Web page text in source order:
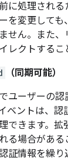
に処理され
を変更して
せん。また
レクトするこ
（同期可能）
ユーザーの
ベントは、
できます。
る場合がある
証情報を繰